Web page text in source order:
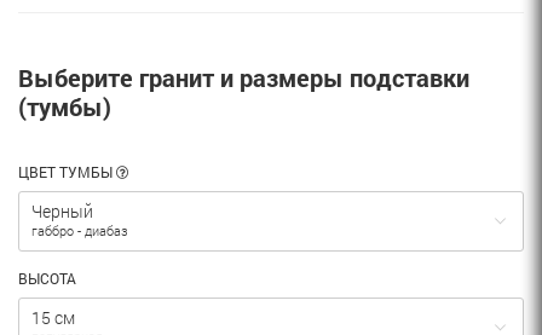
Выберите гранит и размеры подставки
(тумбы)
ЦВЕТ ТУМБЫ
Черный
габбро - диабаз
ВЫСОТА
15 см